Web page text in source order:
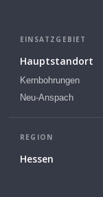
EINSATZGEBIET
Hauptstandort
Kernbohrungen
Neu-Anspach
REGION
Hessen